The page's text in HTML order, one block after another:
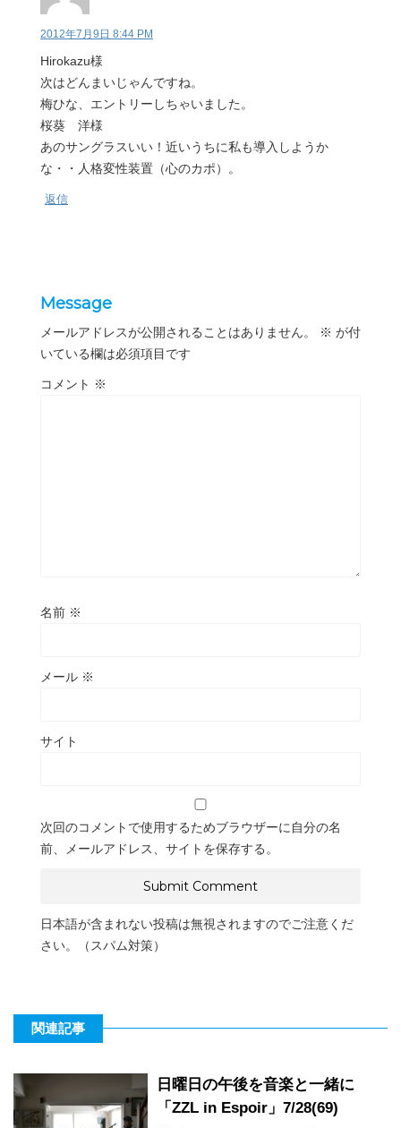
2012年7月9日 8:44 PM
Hirokazu様
次はどんまいじゃんですね。
梅ひな、エントリーしちゃいました。
桜葵 洋様
あのサングラスいい！近いうちに私も導入しようか
な・・人格変性装置（心のカポ）。
返信
Message
メールアドレスが公開されることはありません。 ※ が付
いている欄は必須項目です
コメント ※
名前 ※
メール ※
サイト
次回のコメントで使用するためブラウザーに自分の名
前、メールアドレス、サイトを保存する。
日本語が含まれない投稿は無視されますのでご注意くだ
さい。（スパム対策）
関連記事
日曜日の午後を音楽と一緒に
「ZZL in Espoir」7/28(69)